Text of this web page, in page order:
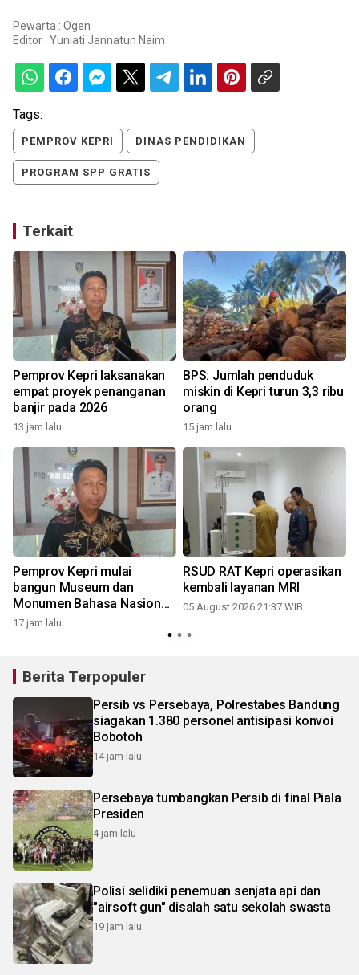
Pewarta : Ogen
Editor : Yuniati Jannatun Naim
Tags:
PEMPROV KEPRI DINAS PENDIDIKAN
PROGRAM SPP GRATIS
Terkait
Pemprov Kepri laksanakan
empat proyek penanganan
banjir pada 2026
13 jam lalu
BPS: Jumlah penduduk
miskin di Kepri turun 3,3 ribu
orang
15 jam lalu
Pemprov Kepri mulai
bangun Museum dan
Monumen Bahasa Nasional
di Penyengat
17 jam lalu
RSUD RAT Kepri operasikan
kembali layanan MRI
05 August 2026 21:37 WIB
Berita Terpopuler
Persib vs Persebaya, Polrestabes Bandung
siagakan 1.380 personel antisipasi konvoi
Bobotoh
14 jam lalu
Persebaya tumbangkan Persib di final Piala
Presiden
4 jam lalu
Polisi selidiki penemuan senjata api dan
"airsoft gun" disalah satu sekolah swasta
19 jam lalu